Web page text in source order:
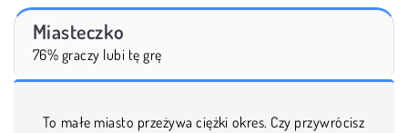
Miasteczko
76% graczy lubi tę grę
To małe miasto przeżywa ciężki okres. Czy przywrócisz